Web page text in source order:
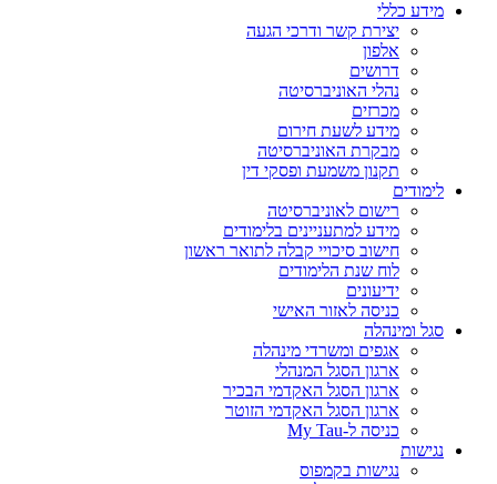
מידע כללי
יצירת קשר ודרכי הגעה
אלפון
דרושים
נהלי האוניברסיטה
מכרזים
מידע לשעת חירום
מבקרת האוניברסיטה
תקנון משמעת ופסקי דין
לימודים
רישום לאוניברסיטה
מידע למתעניינים בלימודים
חישוב סיכויי קבלה לתואר ראשון
לוח שנת הלימודים
ידיעונים
כניסה לאזור האישי
סגל ומינהלה
אגפים ומשרדי מינהלה
ארגון הסגל המנהלי
ארגון הסגל האקדמי הבכיר
ארגון הסגל האקדמי הזוטר
כניסה ל-My Tau
נגישות
נגישות בקמפוס